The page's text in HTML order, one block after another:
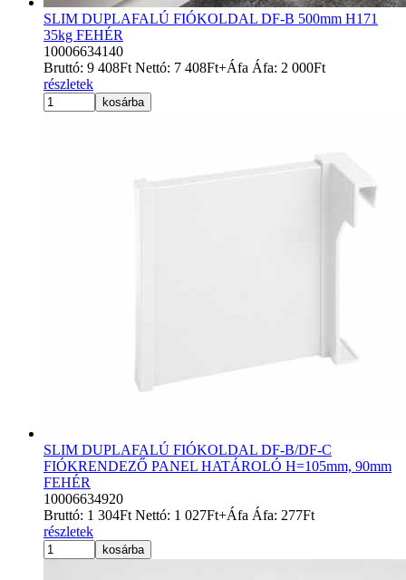
SLIM DUPLAFALÚ FIÓKOLDAL DF-B 500mm H171
35kg FEHÉR
10006634140
Bruttó: 9 408Ft Nettó: 7 408Ft+Áfa Áfa: 2 000Ft
részletek
kosárba
SLIM DUPLAFALÚ FIÓKOLDAL DF-B/DF-C
FIÓKRENDEZŐ PANEL HATÁROLÓ H=105mm, 90mm
FEHÉR
10006634920
Bruttó: 1 304Ft Nettó: 1 027Ft+Áfa Áfa: 277Ft
részletek
kosárba